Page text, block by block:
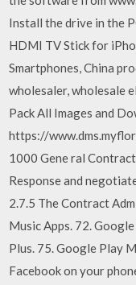
Install the drive in the
HDMI TV Stick for
Smartphones, China
wholesaler, wholesale
Pack All Images and
https://
1000 Gene ral
Response and
2.7.5 The Contract
Music Apps. 72.
Plus. 75. Google Play
Facebook on your